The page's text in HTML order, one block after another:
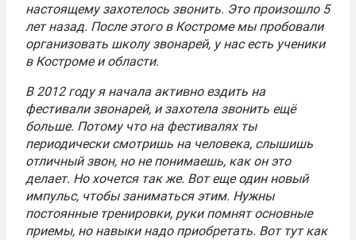
настоящему захотелось звонить. Это произошло 5
лет назад. После этого в Костроме мы пробовали
организовать школу звонарей, у нас есть ученики
в Костроме и области.
В 2012 году я начала активно ездить на
фестивали звонарей, и захотела звонить ещё
больше. Потому что на фестивалях ты
периодически смотришь на человека, слышишь
отличный звон, но не понимаешь, как он это
делает. Но хочется так же. Вот еще один новый
импульс, чтобы заниматься этим. Нужны
постоянные тренировки, руки помнят основные
приемы, но навыки надо приобретать. Вот тут как